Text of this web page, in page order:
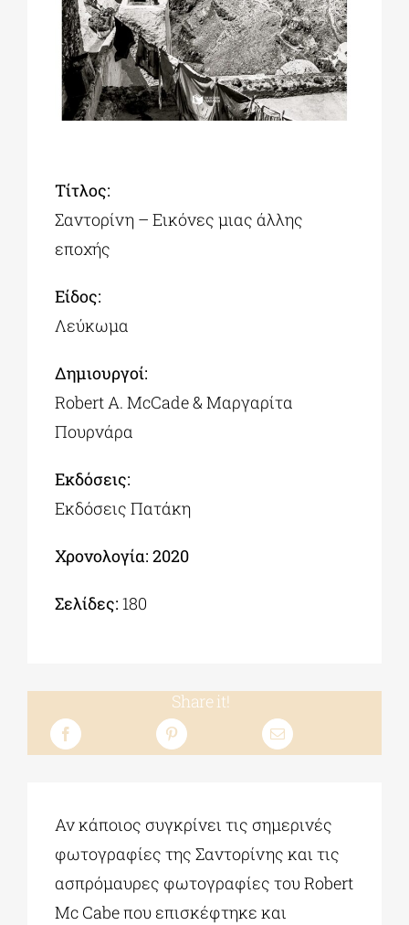
ΔΙΔΑΚΤΟΡΙΚΑ
ΕΚΠΑΙΔΕΥΤΙΚΑ ΙΔΡΥΜΑΤΑ
ΔΗΜΟΙ
Tίτλος:
Σαντορίνη – Εικόνες μιας άλλης
εποχής
Είδος:
Λεύκωμα
Δημιουργοί:
Robert A. McCade & Μαργαρίτα
Πουρνάρα
Εκδόσεις:
Εκδόσεις Πατάκη
Χρονολογία: 2020
Σελίδες: 180
Share it!
Αν κάποιος συγκρίνει τις σημερινές
φωτογραφίες της Σαντορίνης και τις
ασπρόμαυρες φωτογραφίες του Robert
Mc Cabe που επισκέφτηκε και